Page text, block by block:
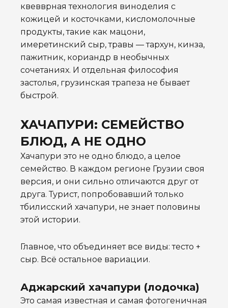
квевврная технология виноделия с
кожицей и косточками, кисломолочные
продукты, такие как мацони,
имеретинский сыр, травы — тархун, кинза,
пажитник, кориандр в необычных
сочетаниях. И отдельная философия
застолья, грузинская трапеза не бывает
быстрой.
ХАЧАПУРИ: СЕМЕЙСТВО
БЛЮД, А НЕ ОДНО
Хачапури это не одно блюдо, а целое
семейство. В каждом регионе Грузии своя
версия, и они сильно отличаются друг от
друга. Турист, попробовавший только
тбилисский хачапури, не знает половины
этой истории.
Главное, что объединяет все виды: тесто +
сыр. Всё остальное вариации.
Аджарский хачапури (лодочка)
Это самая известная и самая фотогеничная